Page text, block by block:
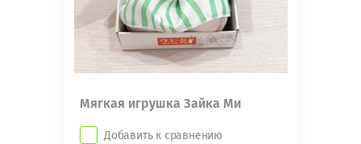
Мягкая игрушка Зайка Ми
Добавить к сравнению